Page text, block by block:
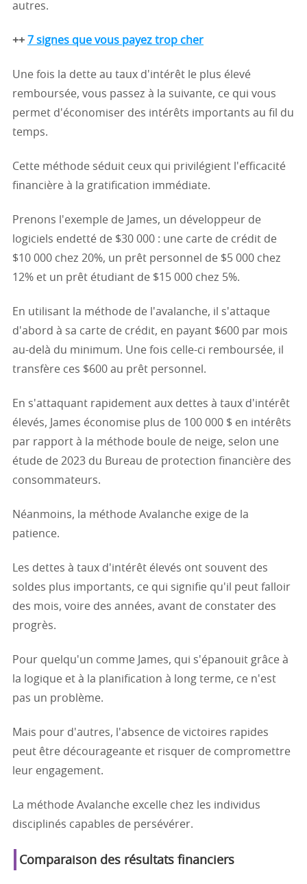
autres.
++ 7 signes que vous payez trop cher
Une fois la dette au taux d'intérêt le plus élevé
remboursée, vous passez à la suivante, ce qui vous
permet d'économiser des intérêts importants au fil du
temps.
Cette méthode séduit ceux qui privilégient l'efficacité
financière à la gratification immédiate.
Prenons l'exemple de James, un développeur de
logiciels endetté de $30 000 : une carte de crédit de
$10 000 chez 20%, un prêt personnel de $5 000 chez
12% et un prêt étudiant de $15 000 chez 5%.
En utilisant la méthode de l'avalanche, il s'attaque
d'abord à sa carte de crédit, en payant $600 par mois
au-delà du minimum. Une fois celle-ci remboursée, il
transfère ces $600 au prêt personnel.
En s'attaquant rapidement aux dettes à taux d'intérêt
élevés, James économise plus de 100 000 $ en intérêts
par rapport à la méthode boule de neige, selon une
étude de 2023 du Bureau de protection financière des
consommateurs.
Néanmoins, la méthode Avalanche exige de la
patience.
Les dettes à taux d'intérêt élevés ont souvent des
soldes plus importants, ce qui signifie qu'il peut falloir
des mois, voire des années, avant de constater des
progrès.
Pour quelqu'un comme James, qui s'épanouit grâce à
la logique et à la planification à long terme, ce n'est
pas un problème.
Mais pour d'autres, l'absence de victoires rapides
peut être décourageante et risquer de compromettre
leur engagement.
La méthode Avalanche excelle chez les individus
disciplinés capables de persévérer.
Comparaison des résultats financiers